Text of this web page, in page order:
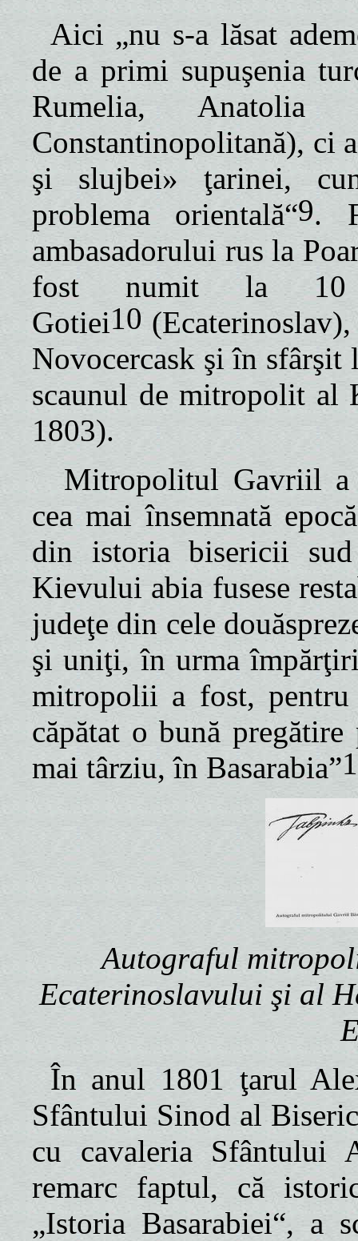
Aici „nu s-a lăsat
de a primi supuşenia
Rumelia, Anatolia
Constantinopolitană), ci
şi slujbei» ţarinei,
problema orientală“9.
ambasadorului rusla
fost numit la 10
Gotiei10
Novocercask şi în sfârşit
scaunul de mitropolit
1803).
Mitropolitul Gavriil
cea mai însemnată
din istoria bisericii
Kievului abia fusese
judeţe din cele
şi uniţi, în urma
mitropolii a fost,
căpătat o bună pregătire
mai târziu, în Basarabia”
Autograful
Ecaterinoslavului şi al
În anul 1801 ţarul
Sfântului Sinod al
cu cavaleria Sfântului
remarc faptul, că
„Istoria Basarabiei“, a